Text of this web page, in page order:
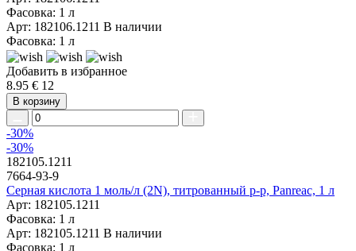
Фасовка: 1 л
Арт: 182106.1211 В наличии
Фасовка: 1 л
Добавить в избранное
8.95 € 12
В корзину
-30%
-30%
182105.1211
7664-93-9
Серная кислота 1 моль/л (2N), титрованный р-р, Panreac, 1 л
Арт: 182105.1211
Фасовка: 1 л
Арт: 182105.1211 В наличии
Фасовка: 1 л